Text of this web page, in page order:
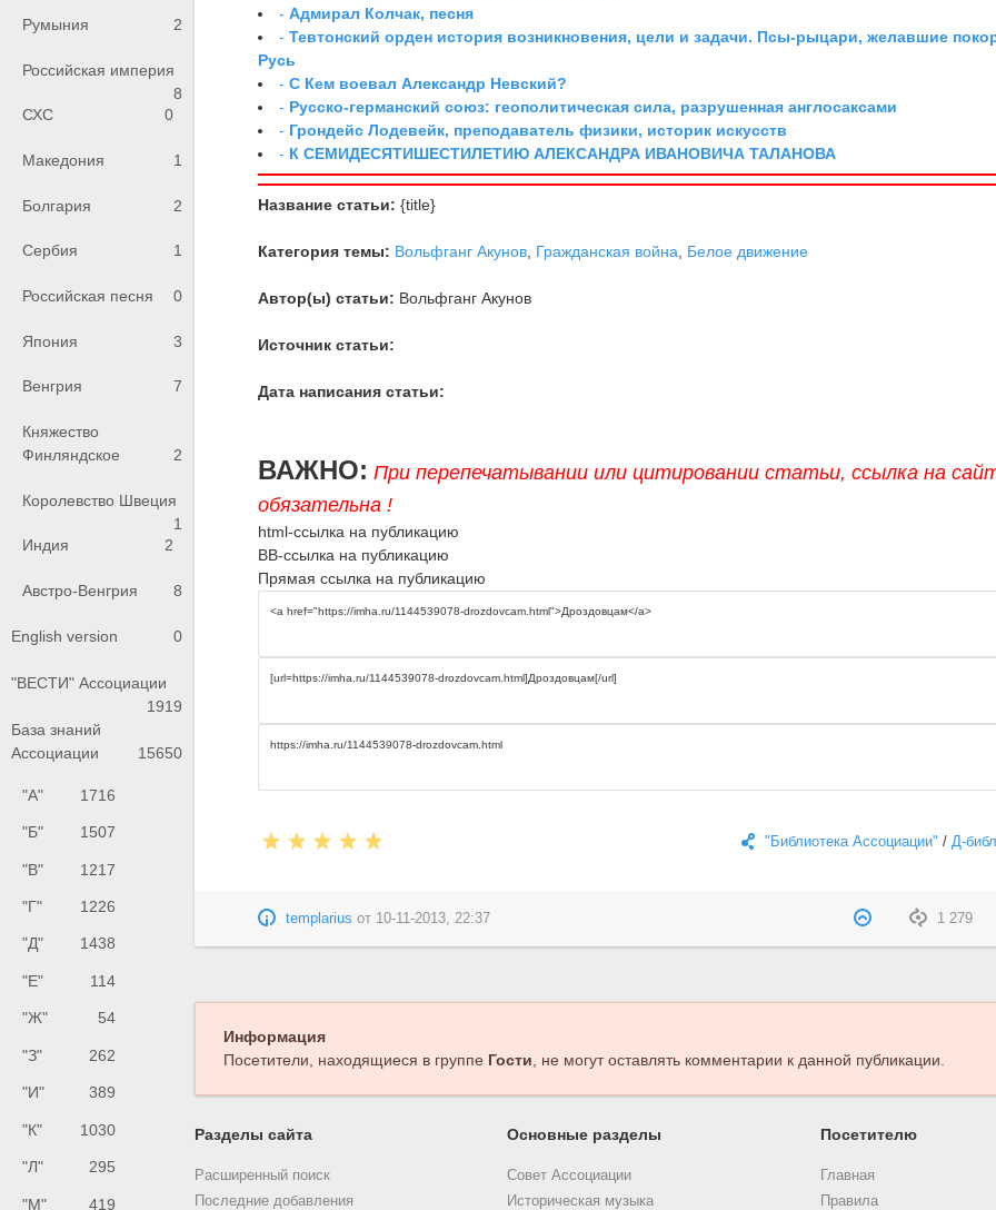
Румыния 2
Российская империя
8
СХС
0
Македония 1
Болгария 2
Сербия 1
Российская песня 0
Япония 3
Венгрия 7
Княжество
Финляндское
2
Королевство Швеция
1
Индия
2
Австро-Венгрия 8
English version 0
"ВЕСТИ" Ассоциации
1919
База знаний
Ассоциации
15650
"А" 1716
"Б" 1507
"В" 1217
"Г" 1226
"Д" 1438
"Е" 114
"Ж" 54
"З" 262
"И" 389
"К" 1030
"Л" 295
"М" 419
-Адмирал Колчак, песня
-Тевтонский орден история возникновения, цели и задачи. Псы-рыцари, желавшие
Русь
-С Кем воевал Александр Невский?
- Русско-германский союз: геополитическая сила, разрушенная англосаксами
- Грондейс Лодевейк, преподаватель физики, историк искусств
- К СЕМИДЕСЯТИШЕСТИЛЕТИЮ АЛЕКСАНДРА ИВАНОВИЧА ТАЛАНОВА
Название статьи: {title}
Категория темы: Вольфганг Акунов Гражданская война Белое движение
Автор(ы) статьи: Вольфганг Акунов
Источник статьи:
Дата написания статьи:
ВАЖНО: При перепечатывании или цитировании статьи, ссылка на
обязательна !
html-ссылка на публикацию
BB-ссылка на публикацию
Прямая ссылка на публикацию
"Библиотека Ассоциации" / Д-
1 279
templarius от 10-11-2013, 22:37
Информация
Посетители, находящиеся в группе Гости, не могут оставлять комментарии к данной публикации.
Разделы сайта
Расширенный поиск
Последние добавления
Основные разделы
Совет Ассоциации
Историческая музыка
Посетителю
Главная
Правила